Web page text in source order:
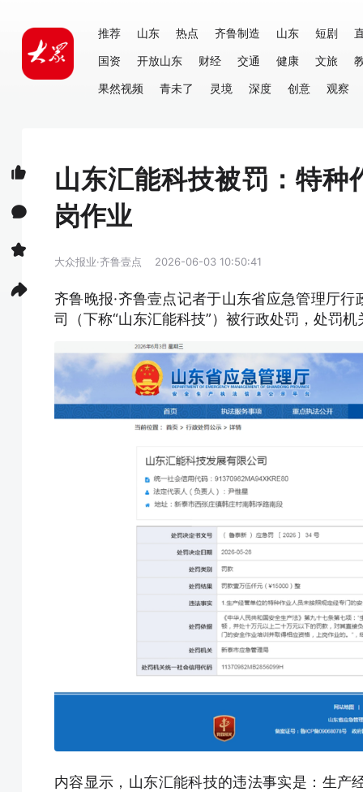
推荐 山东 热点 齐鲁制造 山东 短剧
国资
开放山东 财经 交通 健康 文旅
果然视频
青未了 灵境 深度 创意 观察
山东汇能科技被罚：特种
岗作业
大众报业·齐鲁壹点 2026-06-03 10:50:41
齐鲁晚报·齐鲁壹点记者于山东省应急管理厅
司（下称“山东汇能科技”）被行政处罚，处罚
内容显示，山东汇能科技的违法事实是：生产